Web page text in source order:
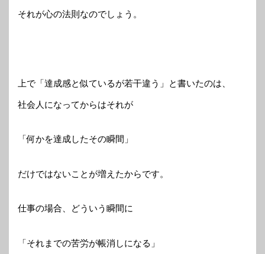
それが心の法則なのでしょう。
上で「達成感と似ているが若干違う」と書いたのは、
社会人になってからはそれが
「何かを達成したその瞬間」
だけではないことが増えたからです。
仕事の場合、どういう瞬間に
「それまでの苦労が帳消しになる」